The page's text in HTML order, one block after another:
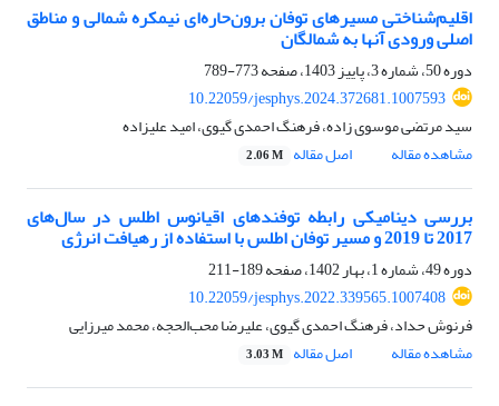
اقلیم‌شناختی مسیرهای توفان برون‌حاره‌ای نیمکره شمالی و مناطق
اصلی ورودی آنها به شمالگان
دوره 50، شماره 3، پاییز 1403، صفحه
773-789
10.22059/jesphys.2024.372681.1007593
سید مرتضی موسوی زاده، فرهنگ احمدی گیوی، امید علیزاده
مشاهده مقاله
اصل مقاله 2.06 M
بررسی دینامیکی رابطه توفندهای اقیانوس اطلس در سال‌های
2017 تا 2019 و مسیر توفان اطلس با استفاده از رهیافت انرژی
دوره 49، شماره 1، بهار 1402، صفحه
189-211
10.22059/jesphys.2022.339565.1007408
فرنوش حداد، فرهنگ احمدی گیوی، علیرضا محب‌الحجه، محمد میرزایی
مشاهده مقاله
اصل مقاله 3.03 M